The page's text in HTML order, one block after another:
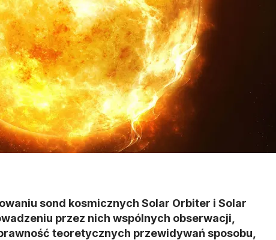
sond kosmicznych Solar Orbiter i Solar
przez nich wspólnych obserwacji,
teoretycznych przewidywań sposobu,